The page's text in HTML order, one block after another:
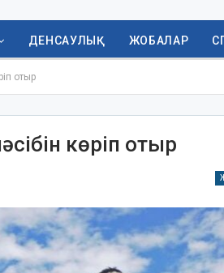
ДЕНСАУЛЫҚ ЖОБАЛАР
отыр
көріп отыр